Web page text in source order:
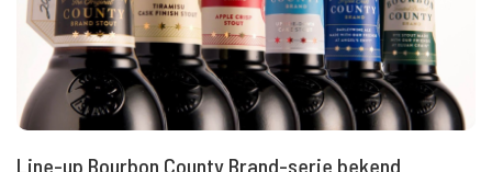
Line-up Bourbon County Brand-serie bekend